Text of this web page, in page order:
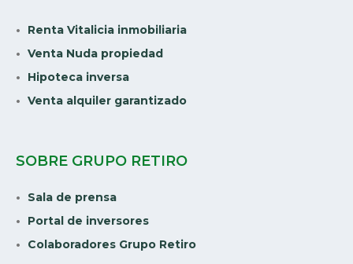
Renta Vitalicia inmobiliaria
Venta Nuda propiedad
Hipoteca inversa
Venta alquiler garantizado
SOBRE GRUPO RETIRO
Sala de prensa
Portal de inversores
Colaboradores Grupo Retiro